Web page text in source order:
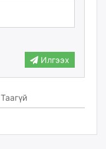
Илгээх
Таагүй